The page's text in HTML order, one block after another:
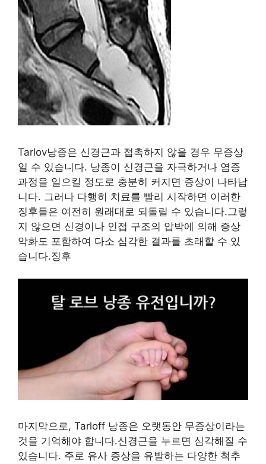
Tarlov낭종은 신경근과 접촉하지 않을 경우 무증상
일 수 있습니다. 낭종이 신경근을 자극하거나 염증
과정을 일으킬 정도로 충분히 커지면 증상이 나타납
니다. 그러나 다행히 치료를 빨리 시작하면 이러한
징후들은 여전히 원래대로 되돌릴 수 있습니다.그렇
지 않으면 신경이나 인접 구조의 압박에 의해 증상
악화도 포함하여 다소 심각한 결과를 초래할 수 있
습니다.징후
마지막으로, Tarloff 낭종은 오랫동안 무증상이라는
것을 기억해야 합니다.신경근을 누르면 심각해질 수
있습니다. 주로 유사 증상을 유발하는 다양한 척추